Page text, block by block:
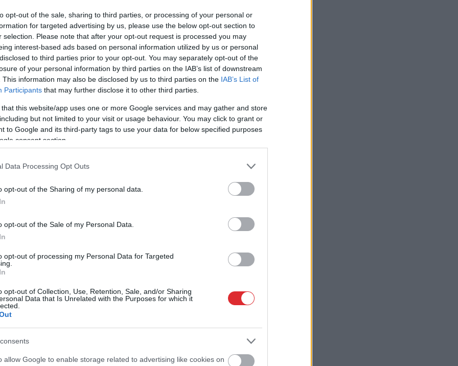
opt-out of the sale, sharing to third parties, or processing of your personal or
for targeted advertising by us, please use the below opt-out section to
selection. Please note that after your opt-out request is processed you may
interest-based ads based on personal information utilized by us or personal
to third parties prior to your opt-out. You may separately opt-out of the
of your personal information by third parties on the IAB’s list of downstream
This information may also be disclosed by us to third parties on the IAB’s List of
Participants that may further disclose it to other third parties.
that this website/app uses one or more Google services and may gather and store
but not limited to your visit or usage behaviour. You may click to grant or
to Google and its third-party tags to use your data for below specified purposes
consent section.
Data Processing Opt Outs
opt-out of the Sharing of my personal data.
opt-out of the Sale of my Personal Data.
opt-out of processing my Personal Data for Targeted
opt-out of Collection, Use, Retention, Sale, and/or Sharing
Data that Is Unrelated with the Purposes for which it
allow Google to enable storage related to advertising like cookies on
un iedzīvotājs aicināts vērsties
iela 35, kā arī LTRK reģionālajās nodaļās,
darbības atbalstam Latvijā. Tāpat
“ parmikro@ltrk.lv”, norādot personas vārdu un
Saeimas deputātiem, prasot apturēt
kā mikrouzņēmumu atbalsta pasākumu
izvirzīta prestižajai Eiropas
– tas nozīmē, ka Eiropas līmenī augstu
atbalstā,” akcentē LTRK vadītājs, paužot
programmas darbības gadā – pašmāju
atbalsta programmu.